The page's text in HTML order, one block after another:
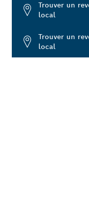
Trouver un
local
Trouver un
local